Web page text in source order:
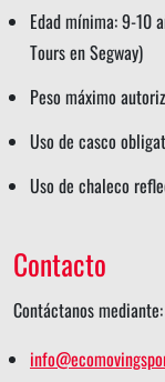
Edad mínima: 9-10
Tours en Segway)
Peso máximo
Uso de casco
Uso de chaleco
Contacto
Contáctanos mediante: